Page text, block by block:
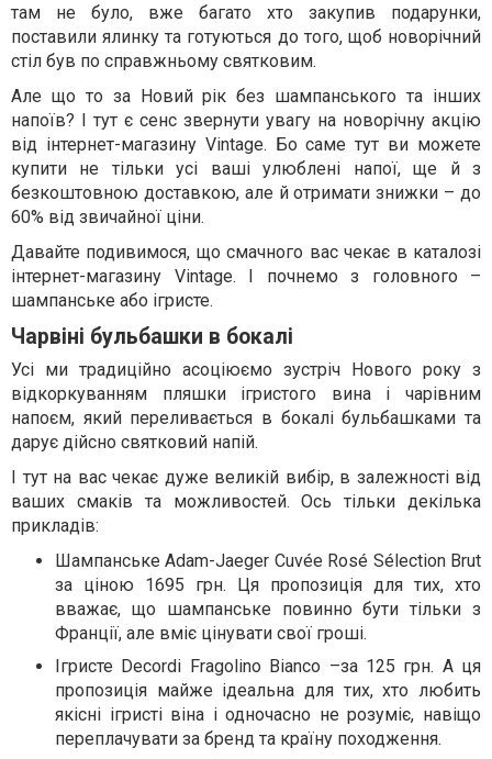
там не було, вже багато хто закупив подарунки,
поставили ялинку та готуються до того, щоб новорічний
стіл був по справжньому святковим.
Але що то за Новий рік без шампанського та інших
напоїв? І тут є сенс звернути увагу на новорічну акцію
від інтернет-магазину Vintage. Бо саме тут ви можете
купити не тільки усі ваші улюблені напої, ще й з
безкоштовною доставкою, але й отримати знижки – до
60% від звичайної ціни.
Давайте подивимося, що смачного вас чекає в каталозі
інтернет-магазину Vintage. І почнемо з головного –
шампанське або ігристе.
Чарвіні бульбашки в бокалі
Усі ми традиційно асоціюємо зустріч Нового року з
відкоркуванням пляшки ігристого вина і чарівним
напоєм, який переливається в бокалі бульбашками та
дарує дійсно святковий напій.
І тут на вас чекає дуже великій вибір, в залежності від
ваших смаків та можливостей. Ось тільки декілька
прикладів:
Шампанське Adam-Jaeger Cuvée Rosé Sélection Brut
за ціною 1695 грн. Ця пропозиція для тих, хто
вважає, що шампанське повинно бути тільки з
Франції, але вміє цінувати свої гроші.
Ігристе Decordi Fragolino Bianco –за 125 грн. А ця
пропозиція майже ідеальна для тих, хто любить
якісні ігристі віна і одночасно не розуміє, навіщо
переплачувати за бренд та країну походження.